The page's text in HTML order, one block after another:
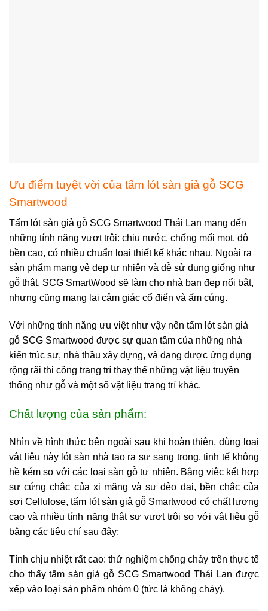
Ưu điểm tuyệt vời của tấm lót sàn giả gỗ SCG
Smartwood
Tấm lót sàn giả gỗ SCG Smartwood Thái Lan mang đến
những tính năng vượt trội: chịu nước, chống mối mọt, độ
bền cao, có nhiều chuẩn loại thiết kế khác nhau. Ngoài ra
sản phẩm mang vẻ đẹp tự nhiên và dễ sử dụng giống như
gỗ thật. SCG SmartWood sẽ làm cho nhà bạn đẹp nổi bật,
nhưng cũng mang lại cảm giác cổ điển và ấm cúng.
Với những tính năng ưu việt như vậy nên tấm lót sàn giả
gỗ SCG Smartwood được sự quan tâm của những nhà
kiến trúc sư, nhà thầu xây dựng, và đang được ứng dụng
rộng rãi thi công trang trí thay thế những vật liệu truyền
thống như gỗ và một số vật liệu trang trí khác.
Chất lượng của sản phẩm:
Nhìn về hình thức bên ngoài sau khi hoàn thiện, dùng loại
vật liệu này lót sàn nhà tạo ra sự sang trọng, tinh tế không
hề kém so với các loại sàn gỗ tự nhiên. Bằng việc kết hợp
sự cứng chắc của xi măng và sự dẻo dai, bền chắc của
sợi Cellulose, tấm lót sàn giả gỗ Smartwood có chất lượng
cao và nhiều tính năng thật sự vượt trội so với vật liệu gỗ
bằng các tiêu chí sau đây:
Tính chịu nhiệt rất cao: thử nghiệm chống cháy trên thực tế
cho thấytấm sàn giả gỗ SCG Smartwood Thái Lan được
xếp vào loại sản phẩm nhóm 0 (tức là không cháy).